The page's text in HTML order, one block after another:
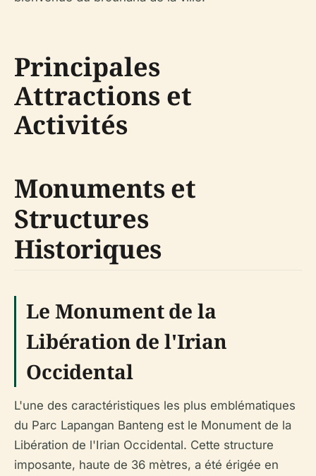
Principales
Attractions et
Activités
Monuments et
Structures
Historiques
Le Monument de la
Libération de l'Irian
Occidental
L'une des caractéristiques les plus emblématiques
du Parc Lapangan Banteng est le Monument de la
Libération de l'Irian Occidental. Cette structure
imposante, haute de 36 mètres, a été érigée en